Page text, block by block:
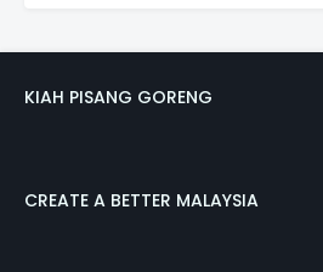
KIAH PISANG GORENG
CREATE A BETTER MALAYSIA